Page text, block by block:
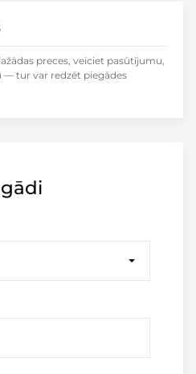
preces, veiciet pasūtījumu,
tur var redzēt piegādes